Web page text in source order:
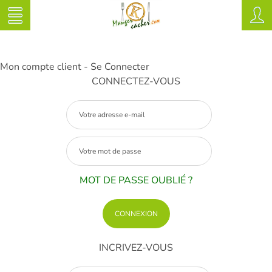
Mon compte client - Se Connecter
CONNECTEZ-VOUS
MOT DE PASSE OUBLIÉ ?
INCRIVEZ-VOUS